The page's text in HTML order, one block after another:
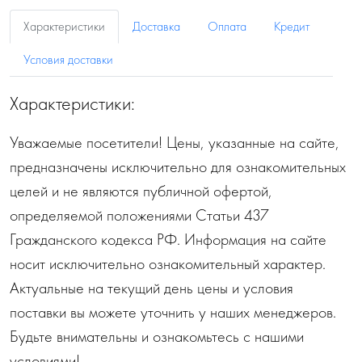
Характеристики Доставка Оплата
Кредит
Условия доставки
Характеристики:
Уважаемые посетители! Цены, указанные на сайте,
предназначены исключительно для ознакомительных
целей и не являются публичной офертой,
определяемой положениями Статьи 437
Гражданского кодекса РФ. Информация на сайте
носит исключительно ознакомительный характер.
Актуальные на текущий день цены и условия
поставки вы можете уточнить у наших менеджеров.
Будьте внимательны и ознакомьтесь с нашими